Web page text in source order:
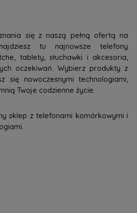
się z naszą pełną ofertą na
tu najnowsze telefony
tablety, słuchawki i akcesoria,
oczekiwań. Wybierz produkty z
się nowoczesnymi technologiami,
Twoje codzienne życie.
sklep z telefonami komórkowymi i